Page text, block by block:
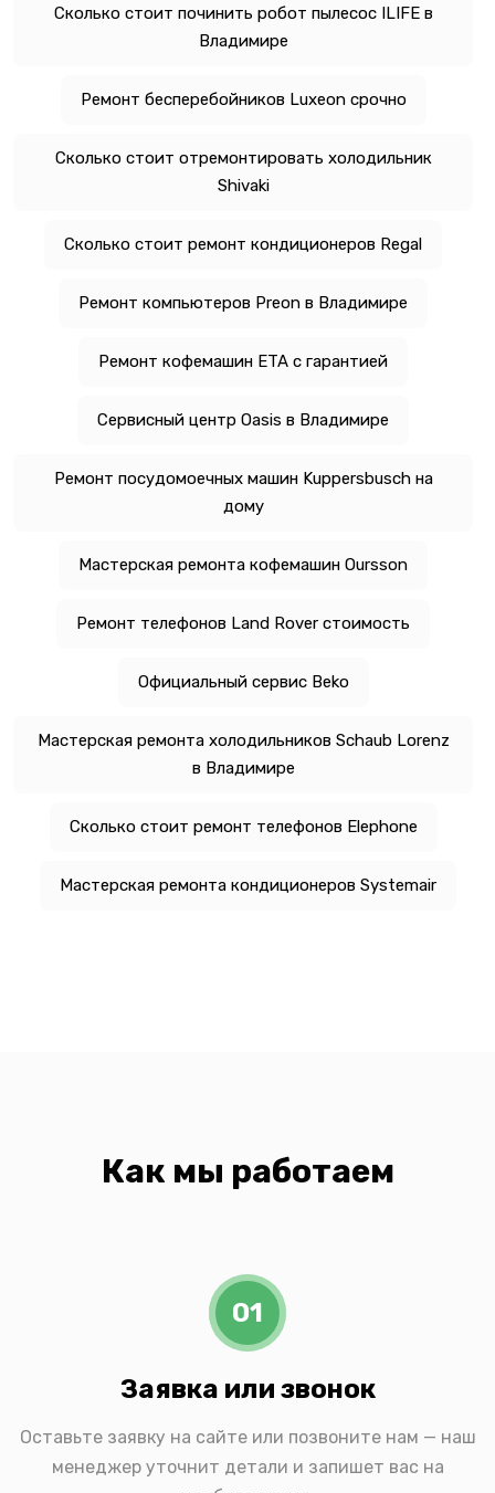
Сколько стоит починить робот пылесос ILIFE в
Владимире
Ремонт бесперебойников Luxeon срочно
Сколько стоит отремонтировать холодильник
Shivaki
Сколько стоит ремонт кондиционеров Regal
Ремонт компьютеров Preon в Владимире
Ремонт кофемашин ETA с гарантией
Сервисный центр Oasis в Владимире
Ремонт посудомоечных машин Kuppersbusch на
дому
Мастерская ремонта кофемашин Oursson
Ремонт телефонов Land Rover стоимость
Официальный сервис Beko
Мастерская ремонта холодильников Schaub Lorenz
в Владимире
Сколько стоит ремонт телефонов Elephone
Мастерская ремонта кондиционеров Systemair
Как мы работаем
01
Заявка или звонок
Оставьте заявку на сайте или позвоните нам — наш
менеджер уточнит детали и запишет вас на